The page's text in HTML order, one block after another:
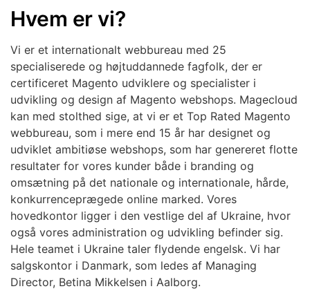
Hvem er vi?
Vi er et internationalt webbureau med 25
specialiserede og højtuddannede fagfolk, der er
certificeret Magento udviklere og specialister i
udvikling og design af Magento webshops. Magecloud
kan med stolthed sige, at vi er et Top Rated Magento
webbureau, som i mere end 15 år har designet og
udviklet ambitiøse webshops, som har genereret flotte
resultater for vores kunder både i branding og
omsætning på det nationale og internationale, hårde,
konkurrenceprægede online marked. Vores
hovedkontor ligger i den vestlige del af Ukraine, hvor
også vores administration og udvikling befinder sig.
Hele teamet i Ukraine taler flydende engelsk. Vi har
salgskontor i Danmark, som ledes af Managing
Director, Betina Mikkelsen i Aalborg.